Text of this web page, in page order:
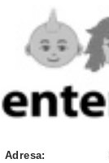
Adresa: